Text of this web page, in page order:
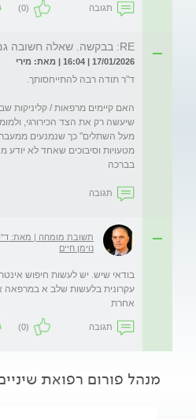
תגובה (0)
RE: בבקשה. שאלה חשובה גם לטובת הציבור הרחב
17/01/2026 | 16:04 | מאת: מירי
האם קיימים מרפאות / קליניקות
שיעשה רק את הצד הכירורגי,
מעל השתלים" כך שנמנעים ממעבר
בברכה
תגובה
תשובת מומחה | מאת:
נוימן חיים
בודאי שיש. יש לעשות חיפוש
עקרונית בלעשות שלב א
אחרת
תגובה (0)
מנהל פורום רפואת